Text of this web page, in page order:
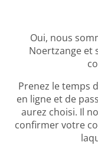
Oui, nous
Noertzange et
Prenez le temps
en ligne et de
aurez choisi. Il
confirmer votre